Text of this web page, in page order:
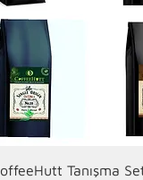
Hızlı Bakış
Tanışma